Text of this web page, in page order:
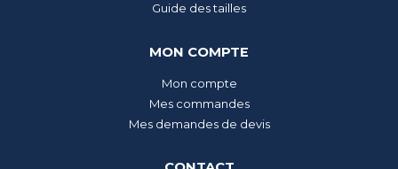
Guide des tailles
MON COMPTE
Mon compte
Mes commandes
Mes demandes de devis